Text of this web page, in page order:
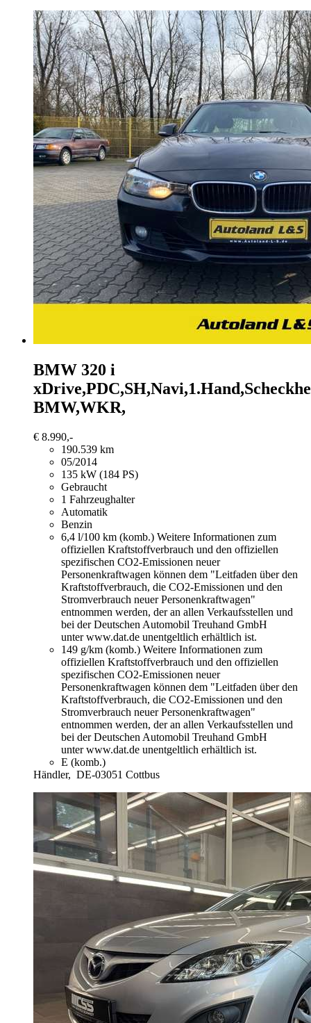
BMW 320 i
BMW,WKR,
€ 8.990,-
190.539 km
05/2014
135 kW (184 PS)
Gebraucht
1 Fahrzeughalter
Automatik
Benzin
6,4 l/100 km (komb.) Weitere Informationen zum
offiziellen Kraftstoffverbrauch und den offiziellen
spezifischen CO2-Emissionen neuer
Personenkraftwagen können dem "Leitfaden über den
Kraftstoffverbrauch, die CO2-Emissionen und den
Stromverbrauch neuer Personenkraftwagen"
entnommen werden, der an allen Verkaufsstellen und
bei der Deutschen Automobil Treuhand GmbH
unter www.dat.de unentgeltlich erhältlich ist.
149 g/km (komb.) Weitere Informationen zum
offiziellen Kraftstoffverbrauch und den offiziellen
spezifischen CO2-Emissionen neuer
Personenkraftwagen können dem "Leitfaden über den
Kraftstoffverbrauch, die CO2-Emissionen und den
Stromverbrauch neuer Personenkraftwagen"
entnommen werden, der an allen Verkaufsstellen und
bei der Deutschen Automobil Treuhand GmbH
unter www.dat.de unentgeltlich erhältlich ist.
E (komb.)
Händler, DE-03051 Cottbus